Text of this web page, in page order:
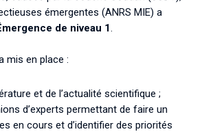
émergentes (ANRS MIE) a
de niveau 1
mis en place :
et de l’actualité scientifique ;
d’experts permettant de faire un
en cours et d’identifier des priorités